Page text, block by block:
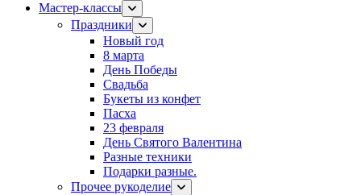
Мастер-классы
Праздники
Новый год
8 марта
День Победы
Свадьба
Букеты из конфет
Пасха
23 февраля
День Святого Валентина
Разные техники
Подарки разные.
Прочее рукоделие